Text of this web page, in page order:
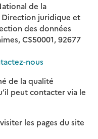
de la
juridique et
des données
CS50001, 92677
nous
de la qualité
peut contacter via le
les pages du site